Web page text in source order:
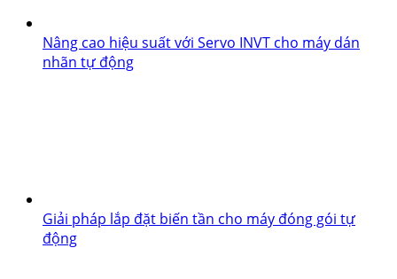
Nâng cao hiệu suất với Servo INVT cho máy dán
nhãn tự động
Giải pháp lắp đặt biến tần cho máy đóng gói tự
động